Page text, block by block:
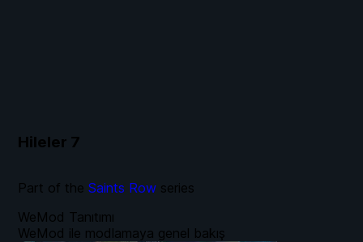
Hileler 7
WeMod Tanıtımı
WeMod ile modlamaya genel bakış
Part of the Saints Row series